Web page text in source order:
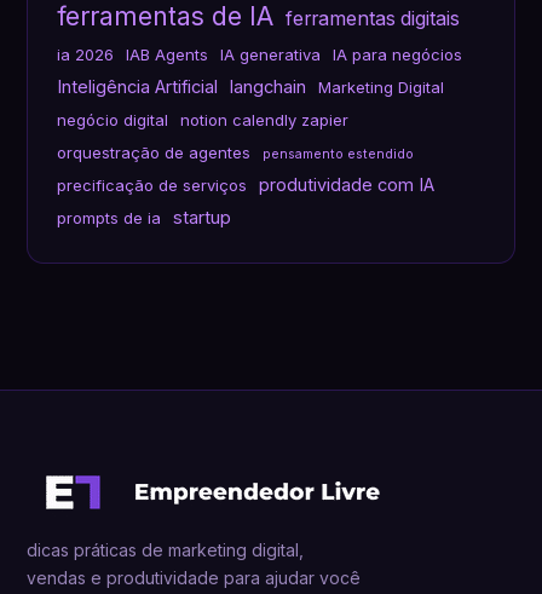
ferramentas de IA ferramentas digitais
ia 2026 IAB Agents IA generativa IA para negócios
Inteligência Artificial langchain
Marketing Digital
negócio digital
notion calendly zapier
orquestração de agentes
pensamento estendido
precificação de serviços produtividade com IA
prompts de ia startup
dicas práticas de marketing digital,
vendas e produtividade para ajudar você